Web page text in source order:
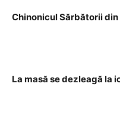
Chinonicul Sărbătorii din
La masă se dezleagă la